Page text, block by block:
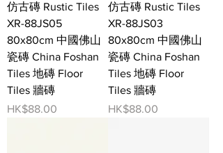
仿古磚 Rustic Tiles
XR-88JS05
80x80cm 中國佛山
瓷磚 China Foshan
Tiles 地磚 Floor
Tiles 牆磚
價格
HK$88.00
仿古磚 Rustic Tiles
XR-88JS03
80x80cm 中國佛山
瓷磚 China Foshan
Tiles 地磚 Floor
Tiles 牆磚
價格
HK$88.00